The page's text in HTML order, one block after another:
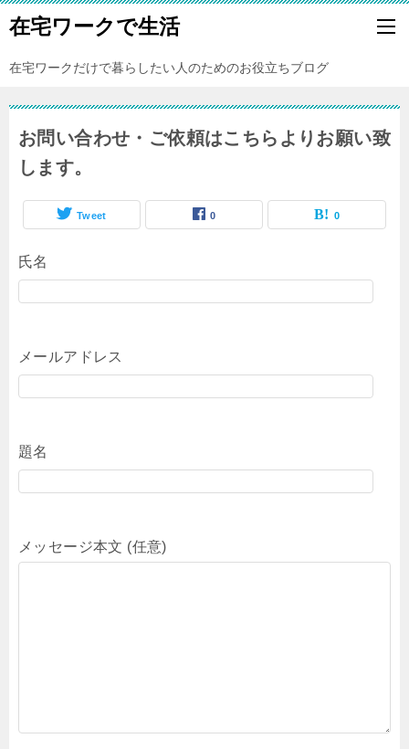
在宅ワークで生活
在宅ワークだけで暮らしたい人のためのお役立ちブログ
お問い合わせ・ご依頼はこちらよりお願い致
します。
Tweet 0 0
氏名
メールアドレス
題名
メッセージ本文 (任意)